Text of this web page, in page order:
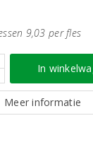
9,03 per fles
In
Meer informatie